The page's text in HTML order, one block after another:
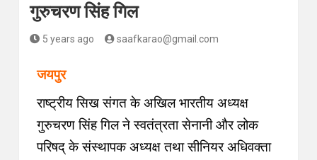
गुरुचरण सिंह गिल
5 years ago saafkarao@gmail.com
जयपुर
राष्ट्रीय सिख संगत के अखिल भारतीय अध्यक्ष
गुरुचरण सिंह गिल ने स्वतंत्रता सेनानी और लोक
परिषद् के संस्थापक अध्यक्ष तथा सीनियर अधिवक्ता